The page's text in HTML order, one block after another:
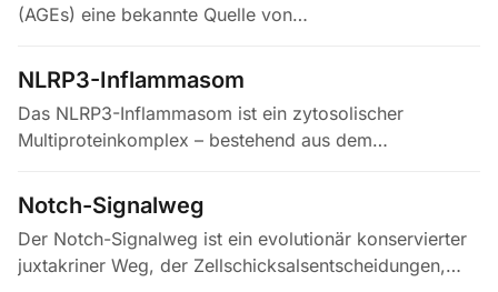
(AGEs) eine bekannte Quelle von
eigenständige Klasse enzymatisch vermittelter…
NLRP3-Inflammasom
Das NLRP3-Inflammasom ist ein zytosolischer
Multiproteinkomplex – bestehend aus dem
Pro-Caspase-1 –, der sich in Reaktion auf ein…
Notch-Signalweg
Der Notch-Signalweg ist ein evolutionär konservierter
juxtakriner Weg, der Zellschicksalsentscheidungen,